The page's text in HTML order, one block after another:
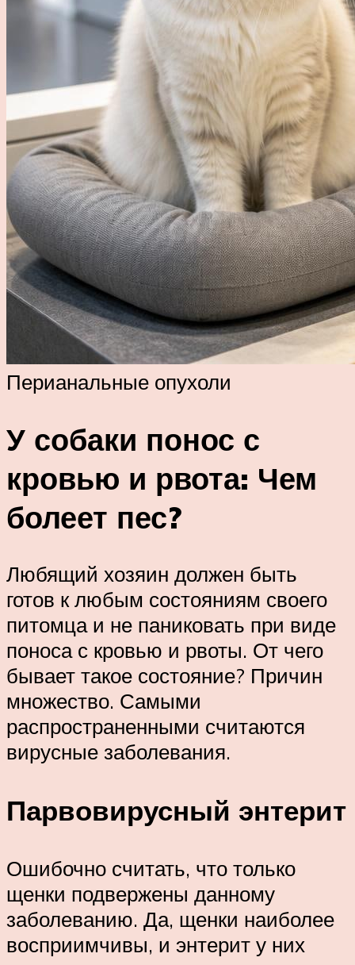
Перианальные опухоли
У собаки понос с
кровью и рвота: Чем
болеет пес?
Любящий хозяин должен быть
готов к любым состояниям своего
питомца и не паниковать при виде
поноса с кровью и рвоты. От чего
бывает такое состояние? Причин
множество. Самыми
распространенными считаются
вирусные заболевания.
Парвовирусный энтерит
Ошибочно считать, что только
щенки подвержены данному
заболеванию. Да, щенки наиболее
восприимчивы, и энтерит у них